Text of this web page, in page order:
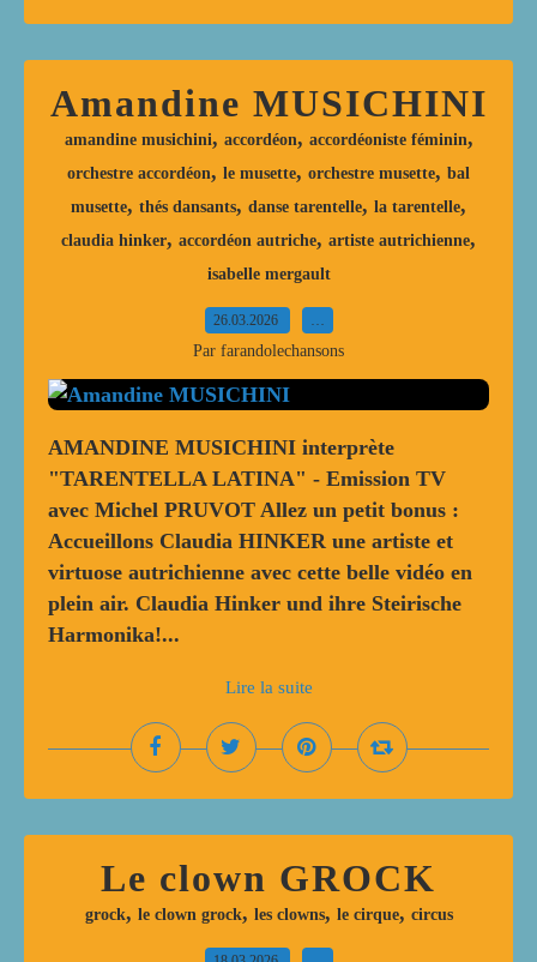
Amandine MUSICHINI
amandine musichini, accordéon, accordéoniste féminin,
orchestre accordéon, le musette, orchestre musette, bal
musette, thés dansants, danse tarentelle, la tarentelle,
claudia hinker, accordéon autriche, artiste autrichienne,
isabelle mergault
26.03.2026 …
Par farandolechansons
AMANDINE MUSICHINI interprète
"TARENTELLA LATINA" - Emission TV
avec Michel PRUVOT Allez un petit bonus :
Accueillons Claudia HINKER une artiste et
virtuose autrichienne avec cette belle vidéo en
plein air. Claudia Hinker und ihre Steirische
Harmonika!...
Lire la suite
Le clown GROCK
grock, le clown grock, les clowns, le cirque, circus